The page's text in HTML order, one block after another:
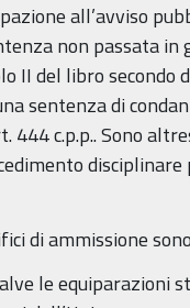
all’avviso
non passata in
II del libro secondo
sentenza di
444 c.p.p.. Sono
disciplinare
di ammissione
le equiparazioni